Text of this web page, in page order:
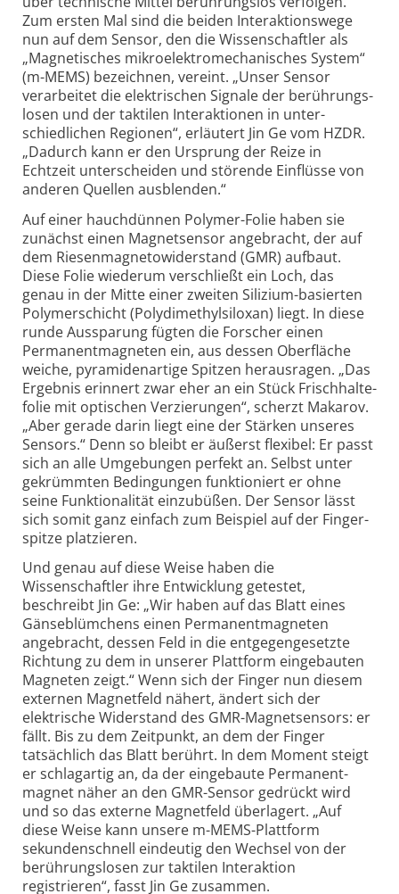
Zum ersten Mal sind die beiden Interaktions­wege
nun auf dem Sensor, den die Wissenschaftler als
„Magnetisches mikroelektro­mechanisches System“
(m-MEMS) bezeichnen, vereint. „Unser Sensor
verarbeitet die elektrischen Signale der berührungs­
losen und der taktilen Interaktionen in unter­
schiedlichen Regionen“, erläutert Jin Ge vom HZDR.
„Dadurch kann er den Ursprung der Reize in
Echtzeit unterscheiden und störende Einflüsse von
anderen Quellen ausblenden.“
Auf einer hauchdünnen Polymer-Folie haben sie
zunächst einen Magnetsensor angebracht, der auf
dem Riesenmagneto­widerstand (GMR) aufbaut.
Diese Folie wiederum verschließt ein Loch, das
genau in der Mitte einer zweiten Silizium-basierten
Polymer­schicht (Polydimethyl­siloxan) liegt. In diese
runde Aussparung fügten die Forscher einen
Permanent­magneten ein, aus dessen Oberfläche
weiche, pyramidenartige Spitzen herausragen. „Das
Ergebnis erinnert zwar eher an ein Stück Frischhalte­
folie mit optischen Verzierungen“, scherzt Makarov.
„Aber gerade darin liegt eine der Stärken unseres
Sensors.“ Denn so bleibt er äußerst flexibel: Er passt
sich an alle Umgebungen perfekt an. Selbst unter
gekrümmten Bedingungen funktioniert er ohne
seine Funktionalität einzubüßen. Der Sensor lässt
sich somit ganz einfach zum Beispiel auf der Finger­
spitze platzieren.
Und genau auf diese Weise haben die
Wissenschaftler ihre Entwicklung getestet,
beschreibt Jin Ge: „Wir haben auf das Blatt eines
Gänse­blümchens einen Permanent­magneten
angebracht, dessen Feld in die entgegen­gesetzte
Richtung zu dem in unserer Plattform eingebauten
Magneten zeigt.“ Wenn sich der Finger nun diesem
externen Magnetfeld nähert, ändert sich der
elektrische Widerstand des GMR-Magnet­sensors: er
fällt. Bis zu dem Zeitpunkt, an dem der Finger
tatsächlich das Blatt berührt. In dem Moment steigt
er schlagartig an, da der eingebaute Permanent­
magnet näher an den GMR-Sensor gedrückt wird
und so das externe Magnetfeld überlagert. „Auf
diese Weise kann unsere m-MEMS-Plattform
sekunden­schnell eindeutig den Wechsel von der
berührungs­losen zur taktilen Interaktion
registrieren“, fasst Jin Ge zusammen.